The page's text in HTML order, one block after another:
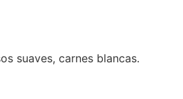
suaves, carnes blancas.